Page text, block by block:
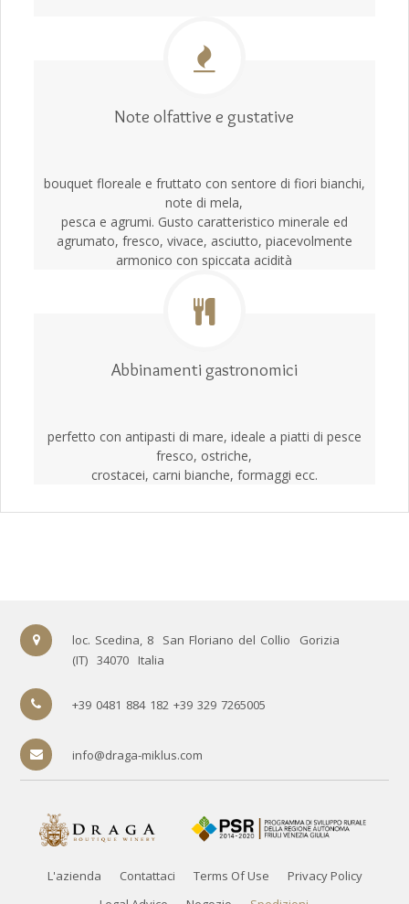
Note olfattive e gustative
bouquet floreale e fruttato con sentore di fiori bianchi,
note di mela,
pesca e agrumi. Gusto caratteristico minerale ed
agrumato, fresco, vivace, asciutto, piacevolmente
armonico con spiccata acidità
Abbinamenti gastronomici
perfetto con antipasti di mare, ideale a piatti di pesce
fresco, ostriche,
crostacei, carni bianche, formaggi ecc.
loc. Scedina, 8 San Floriano del Collio
Gorizia
(IT) 34070 Italia
+39 0481 884 182 +39 329 7265005
info@draga-miklus.com
L'azienda Contattaci Terms Of Use
Privacy Policy